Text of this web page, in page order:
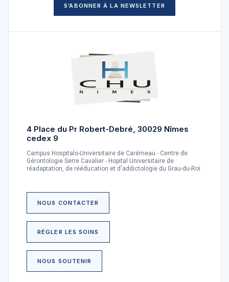
S’ABONNER À LA NEWSLETTER
4 Place du Pr Robert-Debré, 30029 Nîmes
cedex 9
Campus Hospitalo-Universitaire de Carémeau - Centre de
Gérontologie Serre Cavalier - Hopital Universitaire de
réadaptation, de rééducation et d'addictologie du Grau-du-Roi
NOUS CONTACTER
RÉGLER LES SOINS
NOUS SOUTENIR